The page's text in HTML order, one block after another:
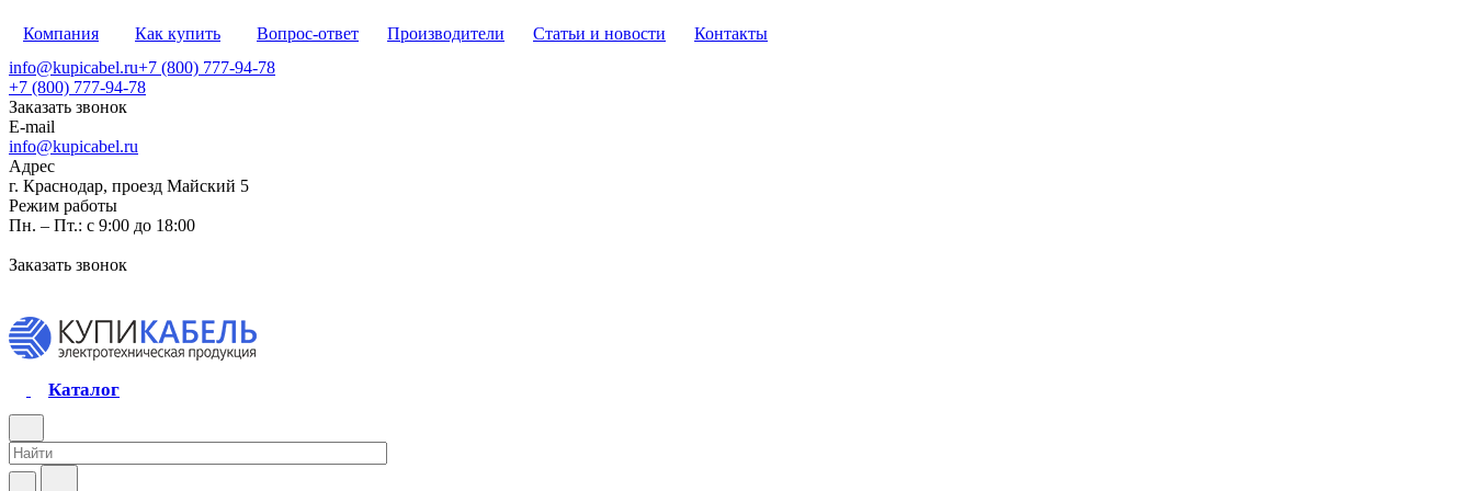
Компания Как купить Вопрос-ответ Производители Статьи и новости
Контакты
info@kupicabel.ru+7 (800) 777-94-78
+7 (800) 777-94-78
Заказать звонок
E-mail
info@kupicabel.ru
Адрес
г. Краснодар, проезд Майский 5
Режим работы
Пн. – Пт.: с 9:00 до 18:00
Заказать звонок
Каталог